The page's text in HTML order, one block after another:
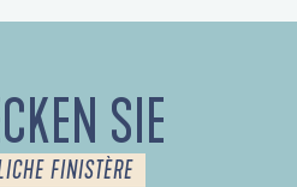
SIE
FINISTÈRE